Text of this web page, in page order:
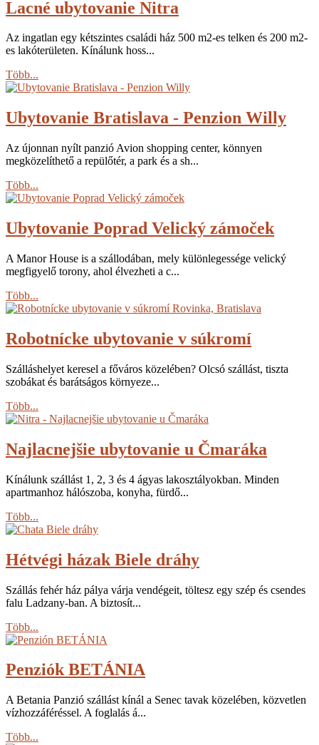
Lacné ubytovanie Nitra
Az ingatlan egy kétszintes családi ház 500 m2-es telken és 200 m2-
es lakóterületen. Kínálunk hoss...
Több...
Ubytovanie Bratislava - Penzion Willy
Az újonnan nyílt panzió Avion shopping center, könnyen
megközelíthető a repülőtér, a park és a sh...
Több...
Ubytovanie Poprad Velický zámoček
A Manor House is a szállodában, mely különlegessége velický
megfigyelő torony, ahol élvezheti a c...
Több...
Robotnícke ubytovanie v súkromí
Szálláshelyet keresel a főváros közelében? Olcsó szállást, tiszta
szobákat és barátságos környeze...
Több...
Najlacnejšie ubytovanie u Čmaráka
Kínálunk szállást 1, 2, 3 és 4 ágyas lakosztályokban. Minden
apartmanhoz hálószoba, konyha, fürdő...
Több...
Hétvégi házak Biele dráhy
Szállás fehér ház pálya várja vendégeit, töltesz egy szép és csendes
falu Ladzany-ban. A biztosít...
Több...
Penziók BETÁNIA
A Betania Panzió szállást kínál a Senec tavak közelében, közvetlen
vízhozzáféréssel. A foglalás á...
Több...